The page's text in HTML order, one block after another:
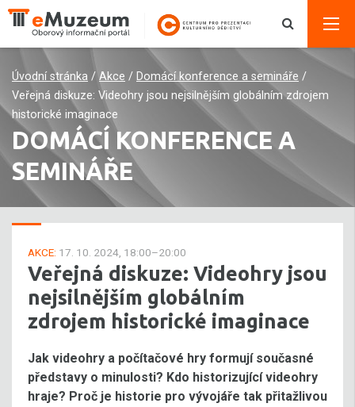
Úvodní stránka / Akce / Domácí konference a semináře /
Veřejná diskuze: Videohry jsou nejsilnějším globálním zdrojem
historické imaginace
DOMÁCÍ KONFERENCE A
SEMINÁŘE
AKCE: 17. 10. 2024, 18:00–20:00
Veřejná diskuze: Videohry jsou
nejsilnějším globálním
zdrojem historické imaginace
Jak videohry a počítačové hry formují současné
představy o minulosti? Kdo historizující videohry
hraje? Proč je historie pro vývojáře tak přitažlivou